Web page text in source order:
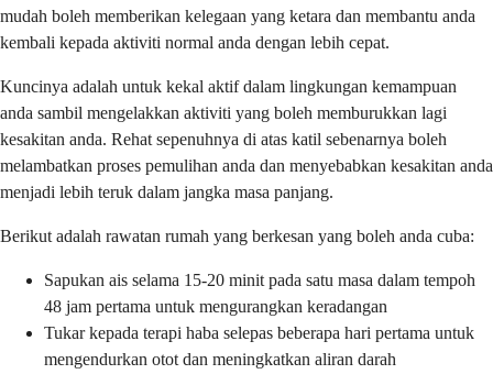
mudah boleh memberikan kelegaan yang ketara dan membantu anda
kembali kepada aktiviti normal anda dengan lebih cepat.
Kuncinya adalah untuk kekal aktif dalam lingkungan kemampuan
anda sambil mengelakkan aktiviti yang boleh memburukkan lagi
kesakitan anda. Rehat sepenuhnya di atas katil sebenarnya boleh
melambatkan proses pemulihan anda dan menyebabkan kesakitan anda
menjadi lebih teruk dalam jangka masa panjang.
Berikut adalah rawatan rumah yang berkesan yang boleh anda cuba:
Sapukan ais selama 15-20 minit pada satu masa dalam tempoh
48 jam pertama untuk mengurangkan keradangan
Tukar kepada terapi haba selepas beberapa hari pertama untuk
mengendurkan otot dan meningkatkan aliran darah